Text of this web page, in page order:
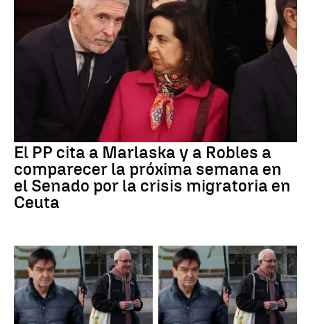
El PP cita a Marlaska y a Robles a
comparecer la próxima semana en
el Senado por la crisis migratoria en
Ceuta